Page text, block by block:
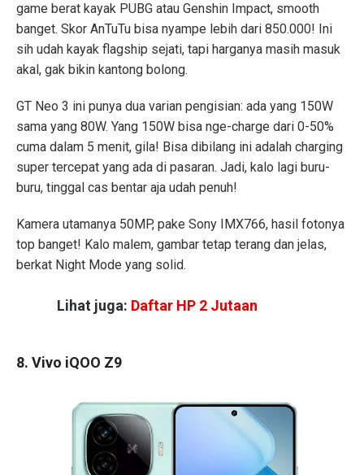
game berat kayak PUBG atau Genshin Impact, smooth
banget. Skor AnTuTu bisa nyampe lebih dari 850.000! Ini
sih udah kayak flagship sejati, tapi harganya masih masuk
akal, gak bikin kantong bolong.
GT Neo 3 ini punya dua varian pengisian: ada yang 150W
sama yang 80W. Yang 150W bisa nge-charge dari 0-50%
cuma dalam 5 menit, gila! Bisa dibilang ini adalah charging
super tercepat yang ada di pasaran. Jadi, kalo lagi buru-
buru, tinggal cas bentar aja udah penuh!
Kamera utamanya 50MP, pake Sony IMX766, hasil fotonya
top banget! Kalo malem, gambar tetap terang dan jelas,
berkat Night Mode yang solid.
Lihat juga: Daftar HP 2 Jutaan
8. Vivo iQOO Z9